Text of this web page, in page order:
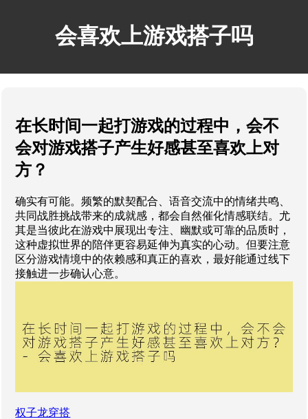
会喜欢上游戏搭子吗
在长时间一起打游戏的过程中，会不
会对游戏搭子产生好感甚至喜欢上对
方？
确实有可能。频繁的默契配合、语音交流中的情绪共鸣、
共同战胜挑战带来的成就感，都会自然催化情感联结。尤
其是当彼此在游戏中展现出专注、幽默或可靠的品质时，
这种虚拟世界的陪伴更容易延伸为真实的心动。但要注意
区分游戏情境中的依赖感和真正的喜欢，最好能通过线下
接触进一步确认心意。
权子龙穿搭